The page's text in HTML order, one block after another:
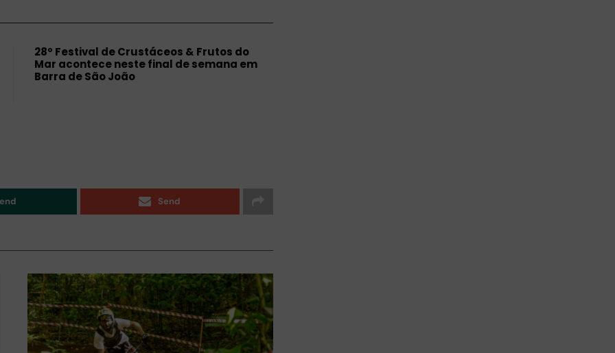
28º Festival de Crustáceos & Frutos do
Mar acontece neste final de semana em
Barra de São João
Send